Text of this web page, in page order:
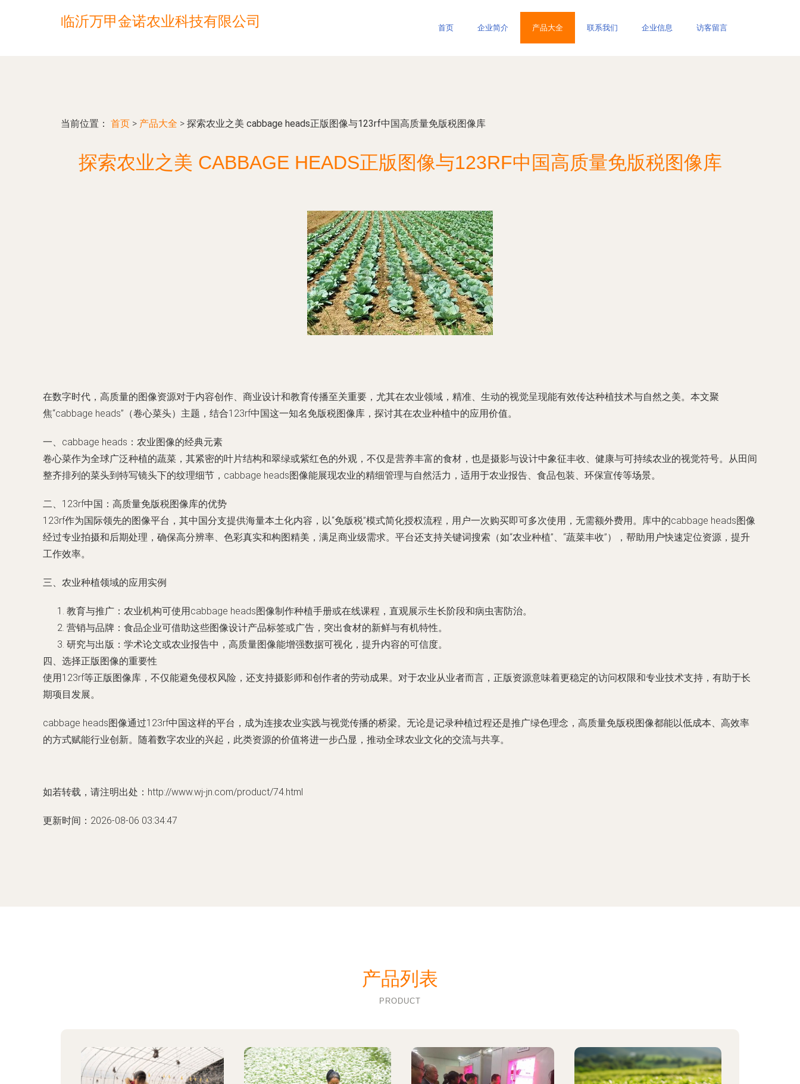
临沂万甲金诺农业科技有限公司 首页 企业简介 产品大全 联系我们 企业信息 访客留言
当前位置： 首页 > 产品大全 > 探索农业之美 cabbage heads正版图像与123rf中国高质量免版税图像库
探索农业之美 CABBAGE HEADS正版图像与123RF中国高质量免版税图像库
在数字时代，高质量的图像资源对于内容创作、商业设计和教育传播至关重要，尤其在农业领域，精准、生动的视觉呈现能有效传达种植技术与自然之美。本文聚
焦“cabbage heads”（卷心菜头）主题，结合123rf中国这一知名免版税图像库，探讨其在农业种植中的应用价值。
一、cabbage heads：农业图像的经典元素
卷心菜作为全球广泛种植的蔬菜，其紧密的叶片结构和翠绿或紫红色的外观，不仅是营养丰富的食材，也是摄影与设计中象征丰收、健康与可持续农业的视觉符号。从田间
整齐排列的菜头到特写镜头下的纹理细节，cabbage heads图像能展现农业的精细管理与自然活力，适用于农业报告、食品包装、环保宣传等场景。
二、123rf中国：高质量免版税图像库的优势
123rf作为国际领先的图像平台，其中国分支提供海量本土化内容，以“免版税”模式简化授权流程，用户一次购买即可多次使用，无需额外费用。库中的cabbage heads图像
经过专业拍摄和后期处理，确保高分辨率、色彩真实和构图精美，满足商业级需求。平台还支持关键词搜索（如“农业种植”、“蔬菜丰收”），帮助用户快速定位资源，提升
工作效率。
三、农业种植领域的应用实例
教育与推广：农业机构可使用cabbage heads图像制作种植手册或在线课程，直观展示生长阶段和病虫害防治。
营销与品牌：食品企业可借助这些图像设计产品标签或广告，突出食材的新鲜与有机特性。
研究与出版：学术论文或农业报告中，高质量图像能增强数据可视化，提升内容的可信度。
四、选择正版图像的重要性
使用123rf等正版图像库，不仅能避免侵权风险，还支持摄影师和创作者的劳动成果。对于农业从业者而言，正版资源意味着更稳定的访问权限和专业技术支持，有助于长
期项目发展。
cabbage heads图像通过123rf中国这样的平台，成为连接农业实践与视觉传播的桥梁。无论是记录种植过程还是推广绿色理念，高质量免版税图像都能以低成本、高效率
的方式赋能行业创新。随着数字农业的兴起，此类资源的价值将进一步凸显，推动全球农业文化的交流与共享。
如若转载，请注明出处：http://www.wj-jn.com/product/74.html
更新时间：2026-08-06 03:34:47
产品列表
PRODUCT